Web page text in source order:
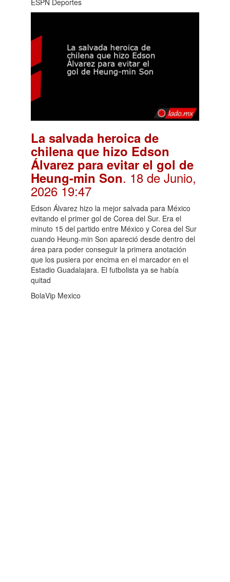
La salvada heroica de
chilena que hizo Edson
Álvarez para evitar el gol de
Heung-min Son. 18 de Junio,
2026 19:47
Edson Álvarez hizo la mejor salvada para México
evitando el primer gol de Corea del Sur. Era el
minuto 15 del partido entre México y Corea del Sur
cuando Heung-min Son apareció desde dentro del
área para poder conseguir la primera anotación
que los pusiera por encima en el marcador en el
Estadio Guadalajara. El futbolista ya se había
quitad
BolaVip Mexico